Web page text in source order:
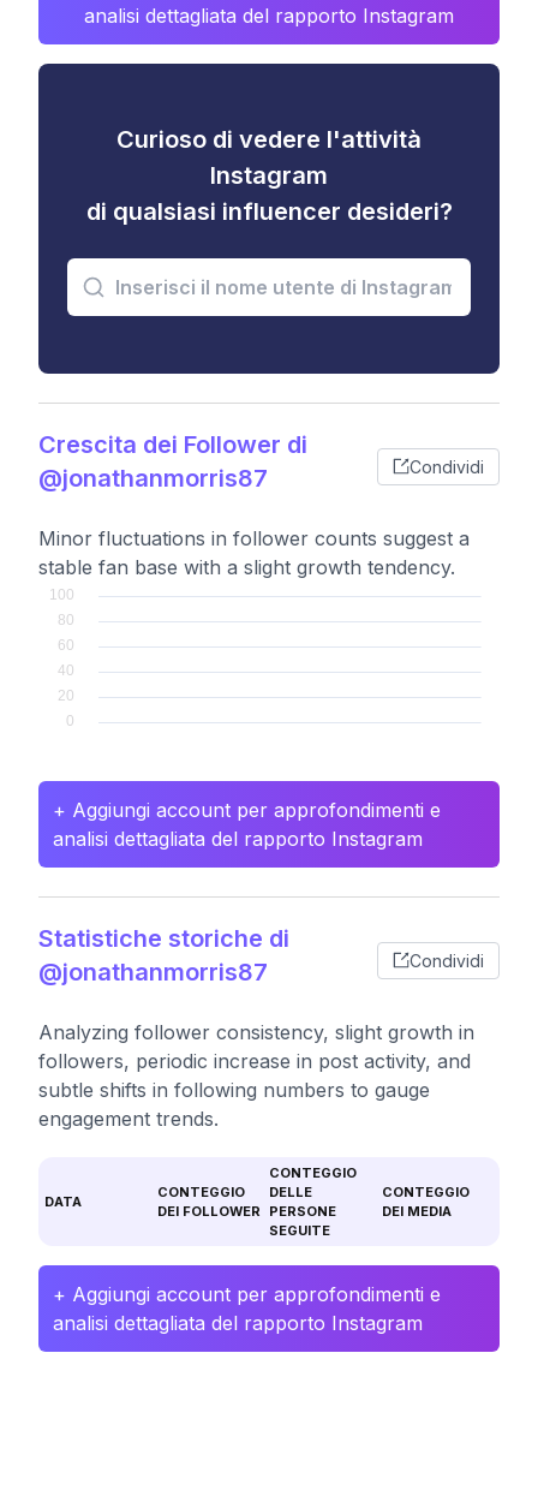
analisi dettagliata del rapporto Instagram
Curioso di vedere l'attività
Instagram
di qualsiasi influencer desideri?
Crescita dei Follower di
@jonathanmorris87
Condividi
Minor fluctuations in follower counts suggest a
stable fan base with a slight growth tendency.
+ Aggiungi account per approfondimenti e
analisi dettagliata del rapporto Instagram
Statistiche storiche di
@jonathanmorris87
Condividi
Analyzing follower consistency, slight growth in
followers, periodic increase in post activity, and
subtle shifts in following numbers to gauge
engagement trends.
DATA
CONTEGGIO
DEI FOLLOWER
CONTEGGIO
DELLE
PERSONE
SEGUITE
CONTEGGIO
DEI MEDIA
+ Aggiungi account per approfondimenti e
analisi dettagliata del rapporto Instagram